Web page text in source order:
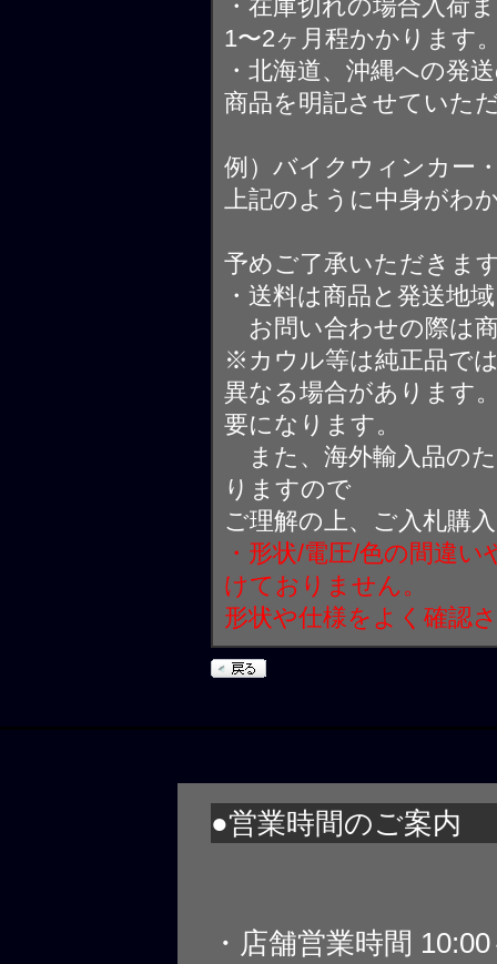
・在庫切れの場合入荷
1〜2ヶ月程かかります
・北海道、沖縄への発
商品を明記させていた
例）バイクウィンカー
上記のように中身がわ
予めご了承いただきま
・送料は商品と発送地
お問い合わせの際は
※カウル等は純正品で
異なる場合があります
要になります。
また、海外輸入品の
りますので
ご理解の上、ご入札購
・形状/電圧/色の間違
けておりません。
形状や仕様をよく確認
●営業時間のご案内
・店舗営業時間